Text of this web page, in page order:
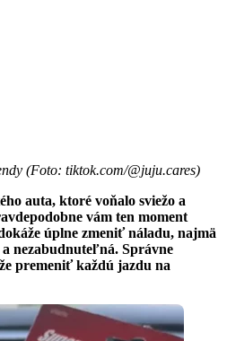
(Foto: tiktok.com/@juju.cares)
auta, ktoré voňalo sviežo a
vám ten moment
úplne zmeniť náladu, najmä
nezabudnuteľná. Správne
premeniť každú jazdu na